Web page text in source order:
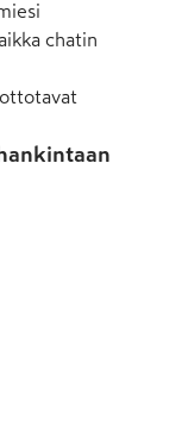
chatin